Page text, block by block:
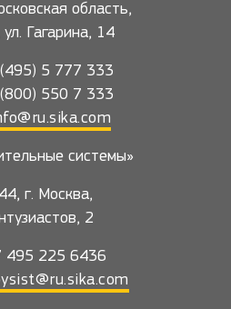
область,
Гагарина, 14
5 777 333
550 7 333
системы»
г. Москва,
2
495 225 6436